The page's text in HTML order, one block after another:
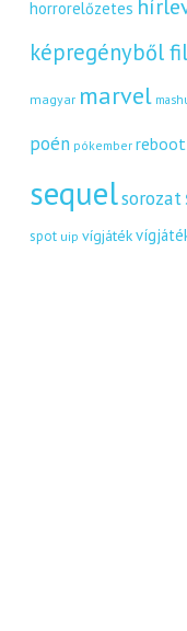
horrorelőzetes
képregényből
magyar marvel
poén pókember reboot
sequelsorozat
spot uip vígjáték